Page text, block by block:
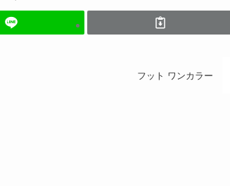
フット ワンカラー